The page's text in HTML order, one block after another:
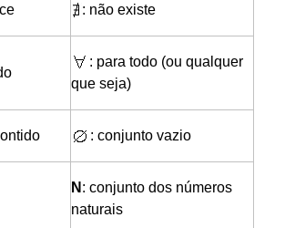
: não existe
: para todo (ou qualquer
que seja)
: conjunto vazio
N : conjunto dos números
naturais